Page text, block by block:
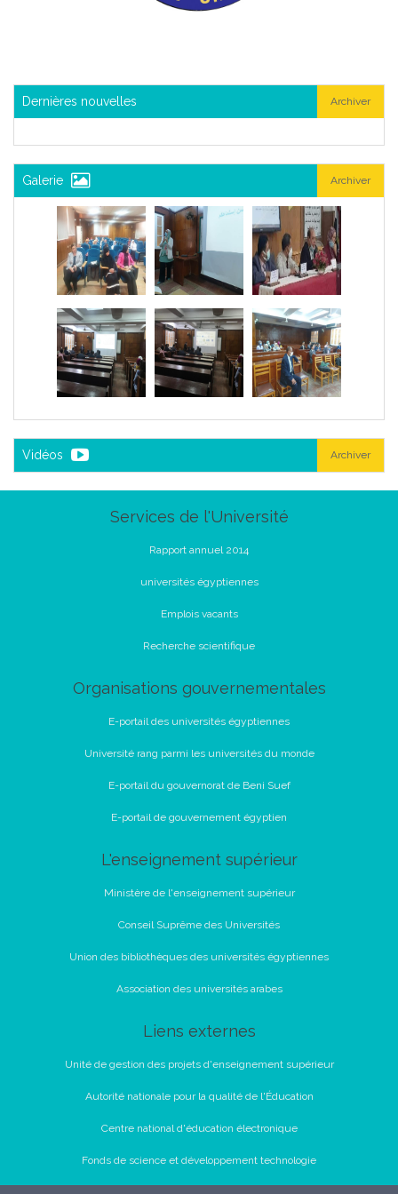
Dernières nouvelles Archiver
Galerie Archiver
Vidéos Archiver
Services de l'Université
Rapport annuel 2014
universités égyptiennes
Emplois vacants
Recherche scientifique
Organisations gouvernementales
E-portail des universités égyptiennes
Université rang parmi les universités du monde
E-portail du gouvernorat de Beni Suef
E-portail de gouvernement égyptien
L'enseignement supérieur
Ministère de l'enseignement supérieur
Conseil Suprême des Universités
Union des bibliothèques des universités égyptiennes
Association des universités arabes
Liens externes
Unité de gestion des projets d'enseignement supérieur
Autorité nationale pour la qualité de l'Éducation
Centre national d'éducation électronique
Fonds de science et développement technologie